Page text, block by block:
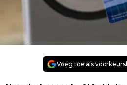
Voeg toe als